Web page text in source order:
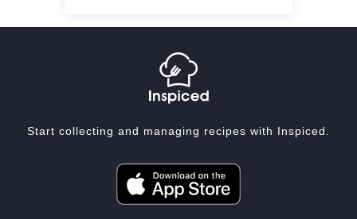
Start collecting and managing recipes with Inspiced.